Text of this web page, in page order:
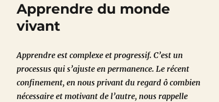
Apprendre du monde
vivant
Apprendre est complexe et progressif. C’est un
processus qui s’ajuste en permanence. Le récent
confinement, en nous privant du regard ô combien
nécessaire et motivant de l’autre, nous rappelle